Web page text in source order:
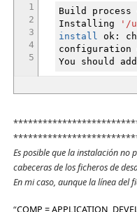
1
2
3
4
5
Build process
Installing
'/
install
ok:
configuration
You should add
Es posible que la instalación no
cabeceras de los ficheros de
En mi caso, aunque la línea del